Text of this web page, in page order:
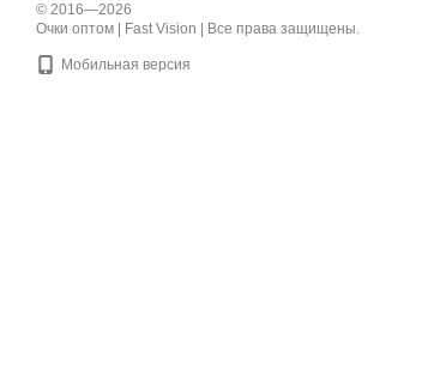
© 2016—2026
Очки оптом | Fast Vision | Все права защищены.
Мобильная версия